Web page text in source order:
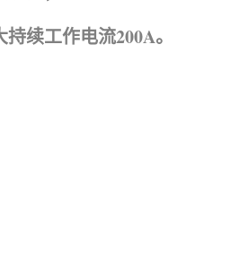
续工作电流200A。